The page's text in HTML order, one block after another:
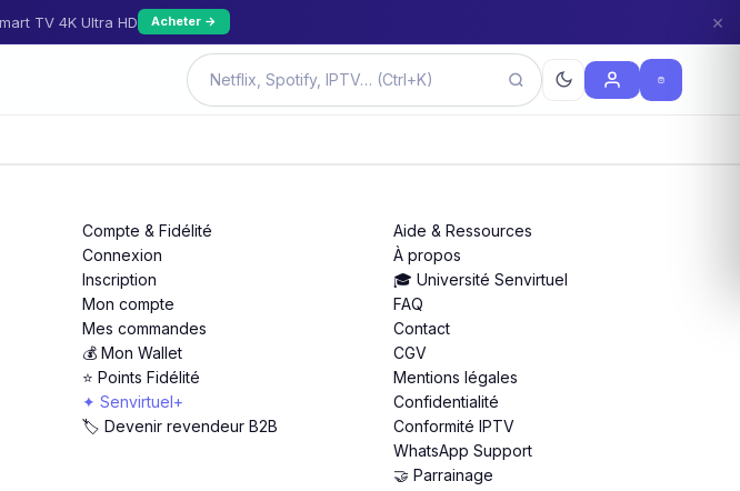
TV 4K Ultra HD Acheter → ×
Compte & Fidélité
Connexion
Inscription
Mon compte
Mes commandes
💰 Mon Wallet
⭐ Points Fidélité
✦ Senvirtuel+
🏷️ Devenir revendeur B2B
Aide & Ressources
À propos
🎓 Université Senvirtuel
FAQ
Contact
CGV
Mentions légales
Confidentialité
Conformité IPTV
WhatsApp Support
🤝 Parrainage